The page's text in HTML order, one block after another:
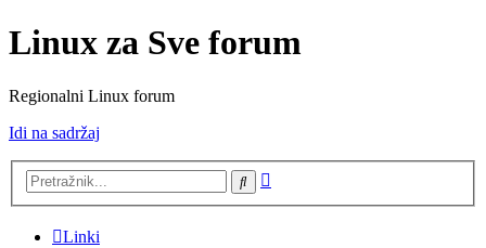
Linux za Sve forum
Regionalni Linux forum
Idi na sadržaj
Pretražnik
Linki